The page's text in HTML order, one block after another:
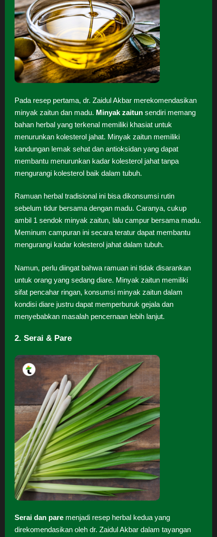
Pada resep pertama, dr. Zaidul Akbar merekomendasikan
minyak zaitun dan madu. Minyak zaitun sendiri memang
bahan herbal yang terkenal memiliki khasiat untuk
menurunkan kolesterol jahat. Minyak zaitun memiliki
kandungan lemak sehat dan antioksidan yang dapat
membantu menurunkan kadar kolesterol jahat tanpa
mengurangi kolesterol baik dalam tubuh.
Ramuan herbal tradisional ini bisa dikonsumsi rutin
sebelum tidur bersama dengan madu. Caranya, cukup
ambil 1 sendok minyak zaitun, lalu campur bersama madu.
Meminum campuran ini secara teratur dapat membantu
mengurangi kadar kolesterol jahat dalam tubuh.
Namun, perlu diingat bahwa ramuan ini tidak disarankan
untuk orang yang sedang diare. Minyak zaitun memiliki
sifat pencahar ringan, konsumsi minyak zaitun dalam
kondisi diare justru dapat memperburuk gejala dan
menyebabkan masalah pencernaan lebih lanjut.
2. Serai & Pare
Serai dan pare menjadi resep herbal kedua yang
direkomendasikan oleh dr. Zaidul Akbar dalam tayangan